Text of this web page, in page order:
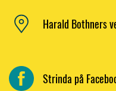
Harald Bothners
Strinda på